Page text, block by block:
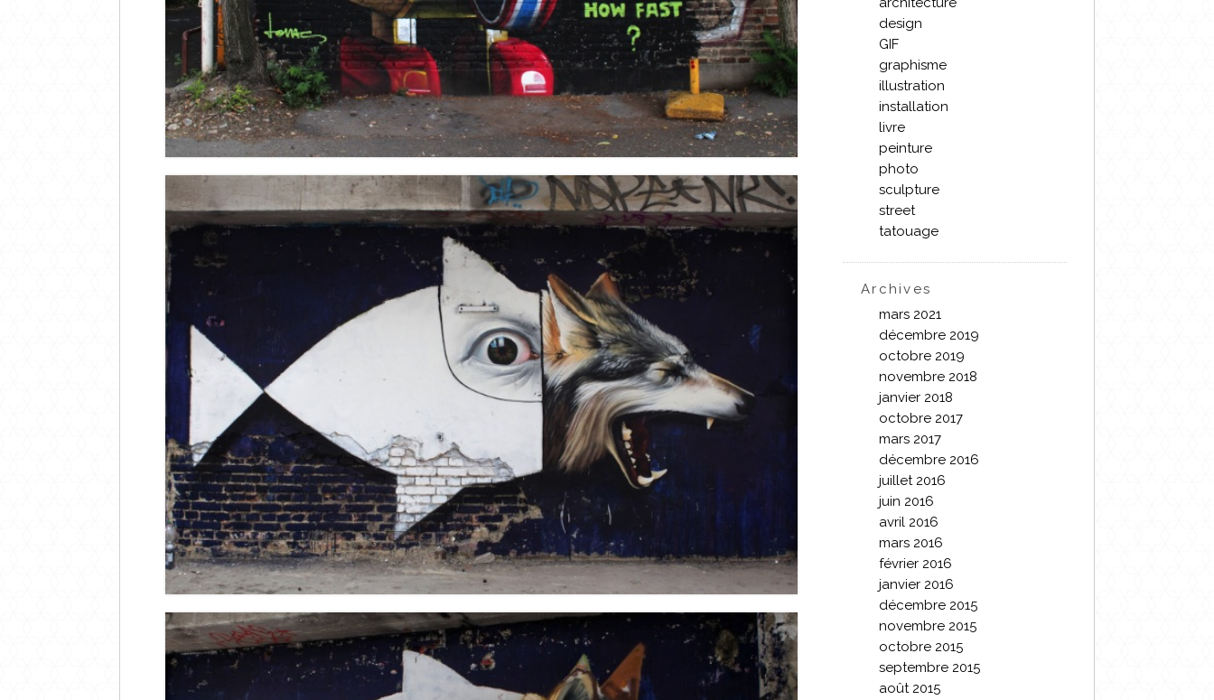
design
GIF
graphisme
illustration
installation
livre
peinture
photo
sculpture
street
tatouage
Archives
mars 2021
décembre 2019
octobre 2019
novembre 2018
janvier 2018
octobre 2017
mars 2017
décembre 2016
juillet 2016
juin 2016
avril 2016
mars 2016
février 2016
janvier 2016
décembre 2015
novembre 2015
octobre 2015
septembre 2015
août 2015